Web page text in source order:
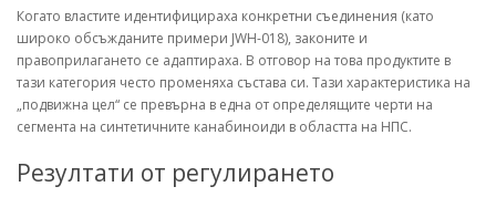
Когато властите идентифицираха конкретни съединения (като
широко обсъжданите примери JWH-018), законите и
правоприлагането се адаптираха. В отговор на това продуктите в
тази категория често променяха състава си. Тази характеристика на
„подвижна цел“ се превърна в една от определящите черти на
сегмента на синтетичните канабиноиди в областта на НПС.
Резултати от регулирането